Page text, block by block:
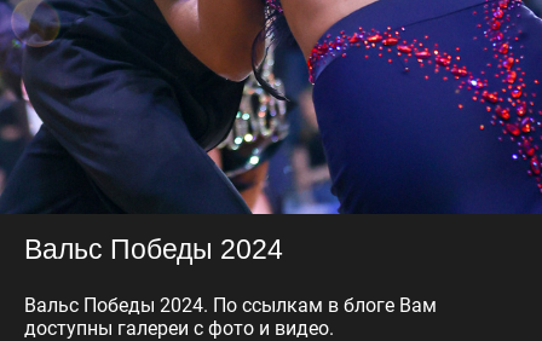
Вальс Победы 2024
Вальс Победы 2024. По ссылкам в блоге Вам
доступны галереи с фото и видео.